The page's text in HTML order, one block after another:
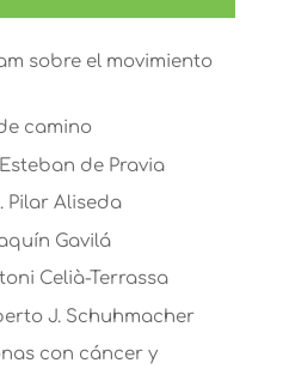
sobre el movimiento
camino
de Pravia
Pilar Aliseda
Gavilá
Celià-Terrassa
J. Schuhmacher
con cáncer y